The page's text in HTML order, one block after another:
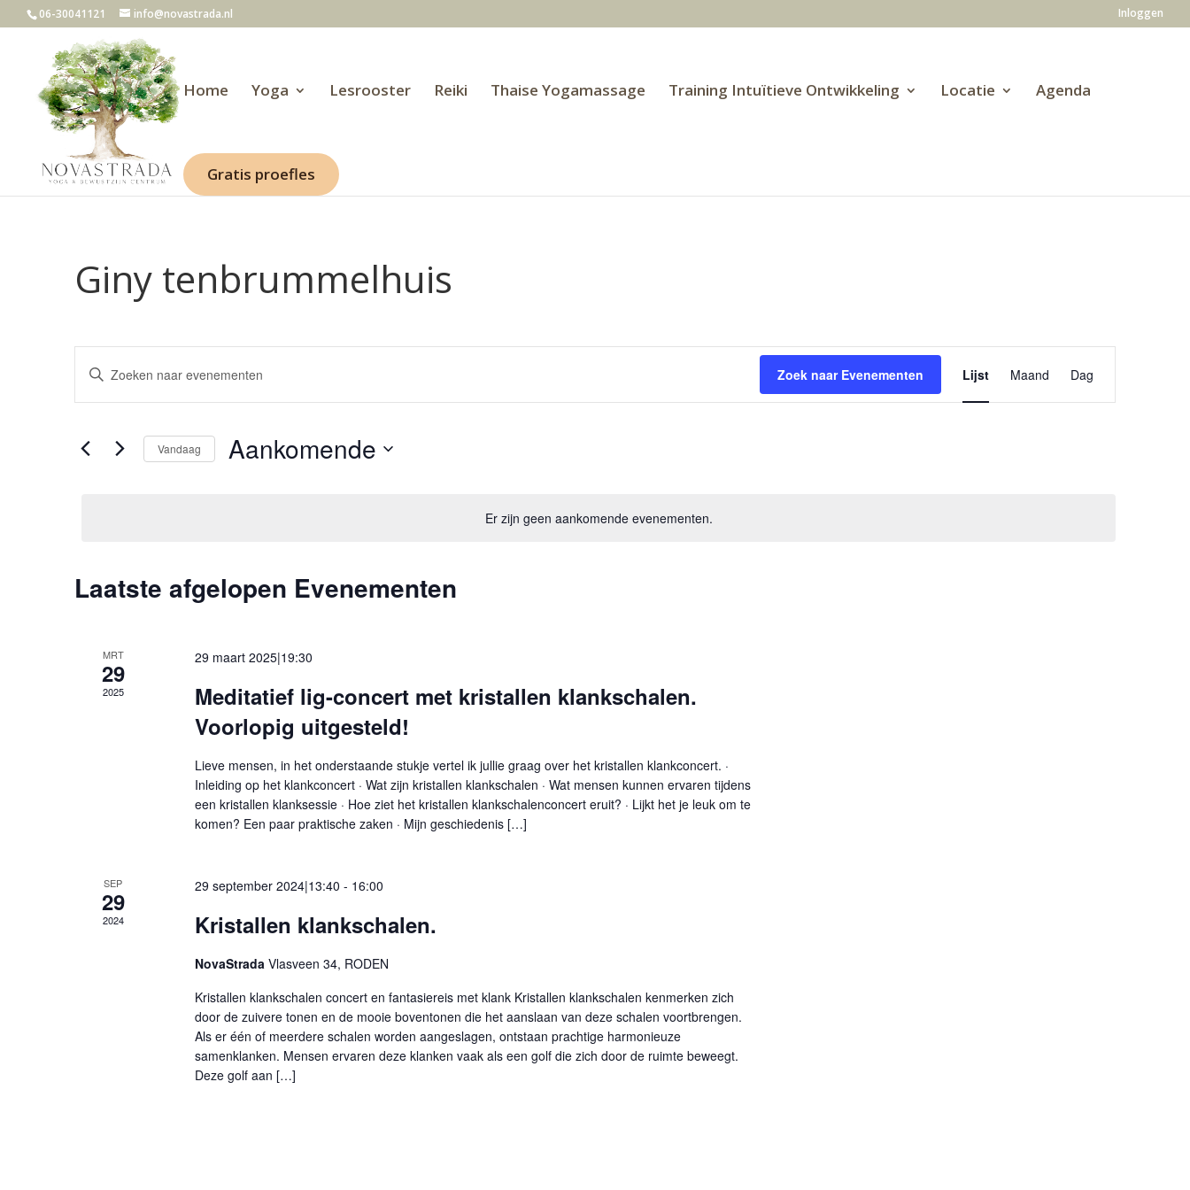
06-30041121 info@novastrada.nl Inloggen
Home Yoga Lesrooster Reiki Thaise Yogamassage Training Intuïtieve Ontwikkeling Locatie Agenda
Gratis proefles
Giny tenbrummelhuis
Er zijn geen aankomende evenementen.
Evenementen
Zoeken
en
navigatie
Vul
keyword
Zoek
Zoek naar Evenementen
Evenement
weergaven
navigatie
Lijst Maand Dag
Vandaag Aankomende
Laatste afgelopen Evenementen
MRT
29
2025
29 maart 2025|19:30
Meditatief lig-concert met kristallen klankschalen.
Voorlopig uitgesteld!
Lieve mensen, in het onderstaande stukje vertel ik jullie graag over het kristallen klankconcert. ·
Inleiding op het klankconcert · Wat zijn kristallen klankschalen · Wat mensen kunnen ervaren tijdens
een kristallen klanksessie · Hoe ziet het kristallen klankschalenconcert eruit? · Lijkt het je leuk om te
komen? Een paar praktische zaken · Mijn geschiedenis […]
SEP
29
2024
29 september 2024|13:40 - 16:00
Kristallen klankschalen.
NovaStrada Vlasveen 34, RODEN
Kristallen klankschalen concert en fantasiereis met klank Kristallen klankschalen kenmerken zich
door de zuivere tonen en de mooie boventonen die het aanslaan van deze schalen voortbrengen.
Als er één of meerdere schalen worden aangeslagen, ontstaan prachtige harmonieuze
samenklanken. Mensen ervaren deze klanken vaak als een golf die zich door de ruimte beweegt.
Deze golf aan […]